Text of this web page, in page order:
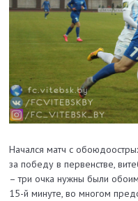
Начался матч с
за победу в первенстве,
– три очка нужны были обоим
15-й минуте, во многом